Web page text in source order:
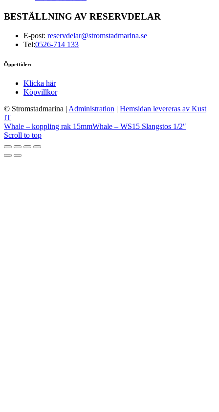
BESTÄLLNING AV RESERVDELAR
E-post: reservdelar@stromstadmarina.se
Tel:0526-714 133
Öppettider:
Klicka här
Köpvillkor
© Stromstadmarina Administration
Hemsidan levereras av Kust
IT
Whale – koppling rak 15mmWhale – WS15 Slangstos 1/2″
Scroll to top